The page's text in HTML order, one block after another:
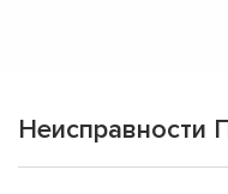
Неисправности